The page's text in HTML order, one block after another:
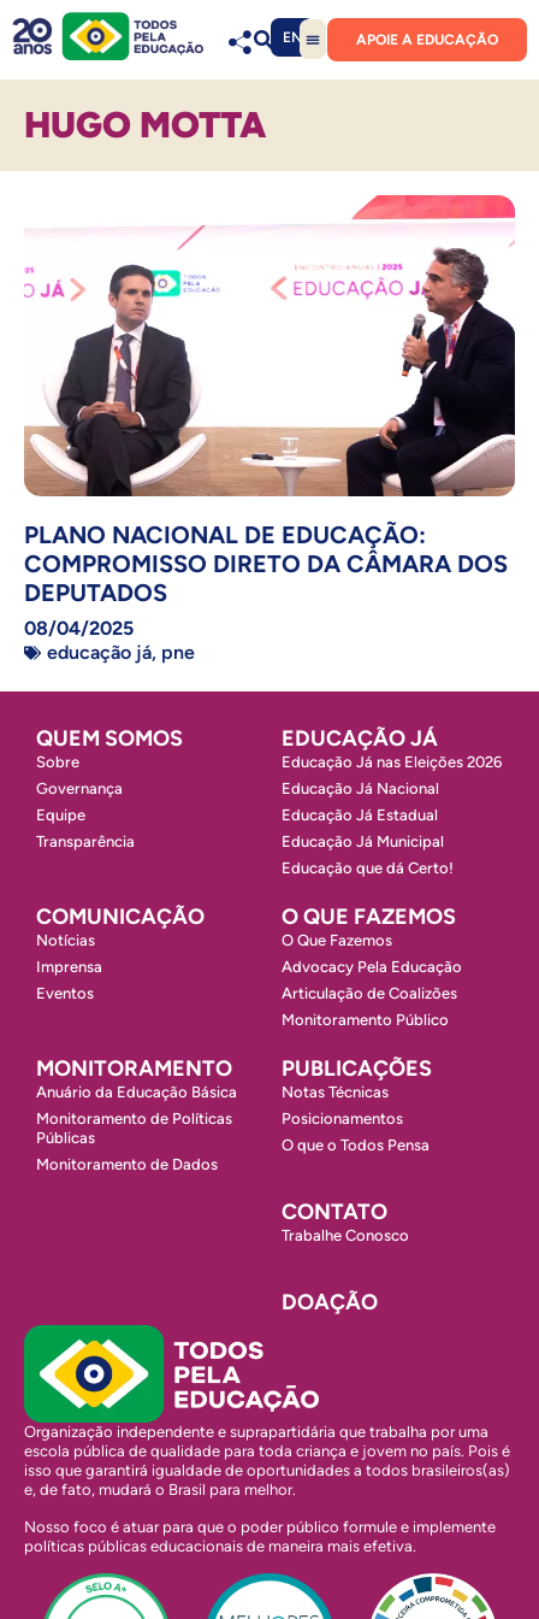
EN APOIE A EDUCAÇÃO
HUGO MOTTA
PLANO NACIONAL DE EDUCAÇÃO:
COMPROMISSO DIRETO DA CÂMARA DOS
DEPUTADOS
08/04/2025
educação já, pne
QUEM SOMOS
Sobre
Governança
Equipe
Transparência
EDUCAÇÃO JÁ
Educação Já nas Eleições 2026
Educação Já Nacional
Educação Já Estadual
Educação Já Municipal
Educação que dá Certo!
COMUNICAÇÃO
Notícias
Imprensa
Eventos
O QUE FAZEMOS
O Que Fazemos
Advocacy Pela Educação
Articulação de Coalizões
Monitoramento Público
MONITORAMENTO
Anuário da Educação Básica
Monitoramento de Políticas
Públicas
Monitoramento de Dados
PUBLICAÇÕES
Notas Técnicas
Posicionamentos
O que o Todos Pensa
CONTATO
Trabalhe Conosco
DOAÇÃO
Organização independente e suprapartidária que trabalha por uma
escola pública de qualidade para toda criança e jovem no país. Pois é
isso que garantirá igualdade de oportunidades a todos brasileiros(as)
e, de fato, mudará o Brasil para melhor.
Nosso foco é atuar para que o poder público formule e implemente
políticas públicas educacionais de maneira mais efetiva.